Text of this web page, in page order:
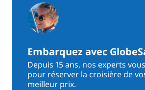
Embarquez avec
Depuis 15 ans, nos experts
pour réserver la croisière de
meilleur prix.